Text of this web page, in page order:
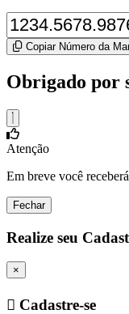
Copiar Número da
Obrigado por
Atenção
Em breve você
Fechar
Realize seu
×
Cadastre-se